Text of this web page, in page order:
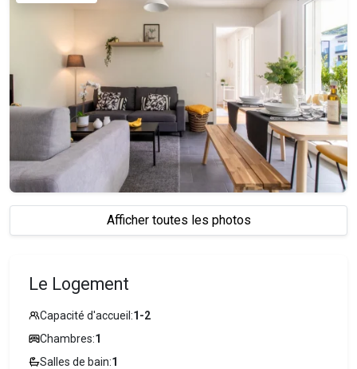
Afficher toutes les photos
Le Logement
Capacité d'accueil:1-2
Chambres:1
Salles de bain:1